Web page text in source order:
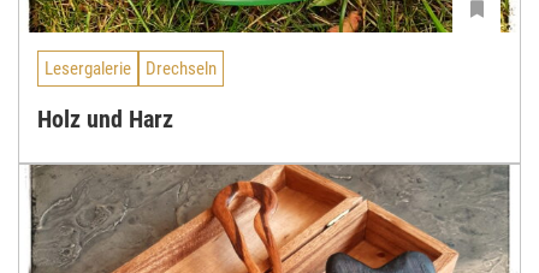
Lesergalerie Drechseln
Holz und Harz